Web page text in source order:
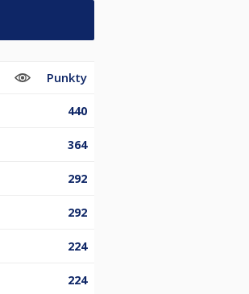
Punkty
440
364
292
292
224
224